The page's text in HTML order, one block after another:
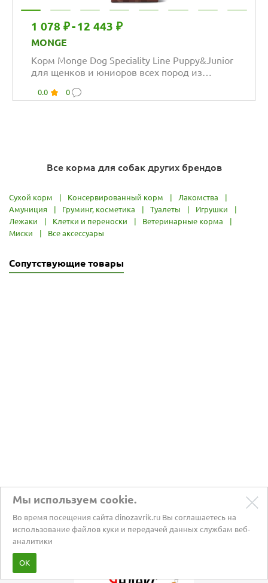
1 078 ₽-12 443 ₽
MONGE
Корм Monge Dog Speciality Line Puppy&Junior
для щенков и юниоров всех пород из
0.0 0
Все корма для собак других брендов
Сухой корм | Консервированный корм | Лакомства
|
Амуниция
| Груминг, косметика | Туалеты | Игрушки
|
Лежаки
| Клетки и переноски | Ветеринарные корма
|
Миски
| Все аксессуары
Сопутствующие товары
Мы используем cookie.
Во время посещения сайта dinozavrik.ru Вы соглашаетесь на
использование файлов куки и передачей данных службам веб-
аналитики
ОК